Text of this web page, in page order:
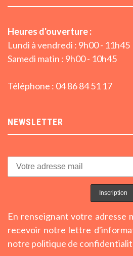
Heures d'ouverture :
Lundi à vendredi : 9h00 - 11h45
Samedi matin : 9h00 - 10h45
Téléphone : 04 86 84 51 17
NEWSLETTER
En renseignant votre adresse
recevoir notre lettre
notre politique de